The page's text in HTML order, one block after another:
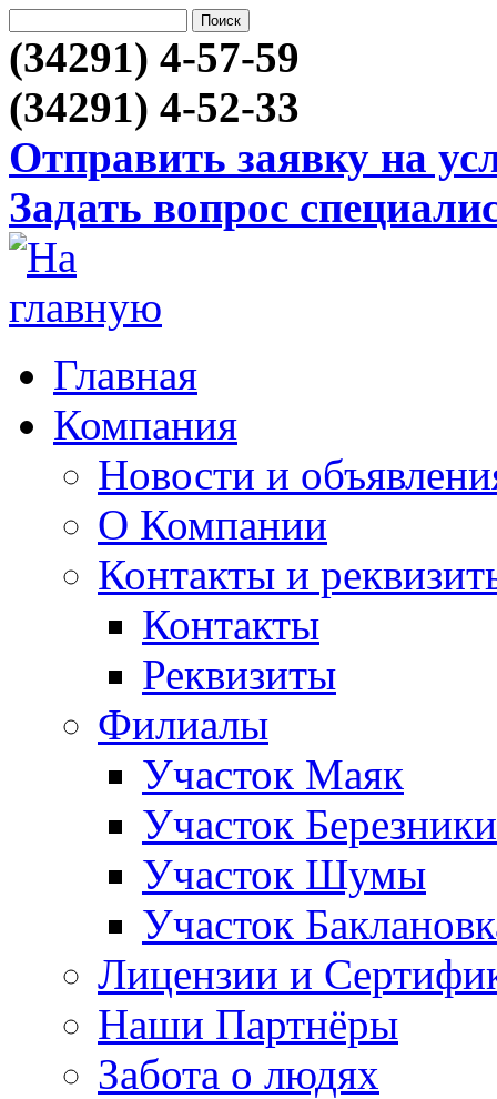
(34291) 4-57-59
(34291) 4-52-33
Отправить заявку на
Задать вопрос
Главная
Компания
Новости и
О Компании
Контакты и
Контакты
Реквизиты
Филиалы
Участок Маяк
Участок Березники
Участок Шумы
Участок
Лицензии и
Наши Партнёры
Забота о людях